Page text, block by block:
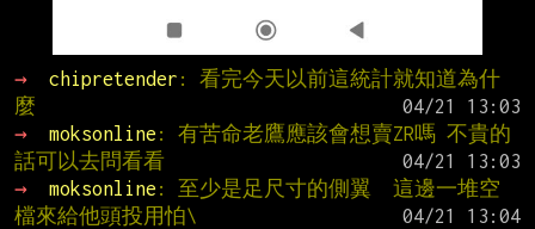
→ chipretender : 看完今天以前這統計就知道為什
麼
→
moksonline : 有苦命老鷹應該會想賣ZR嗎 不貴的
話可以去問看看
→
moksonline : 至少是足尺寸的側翼  這邊一堆空
檔來給他頭投用怕\